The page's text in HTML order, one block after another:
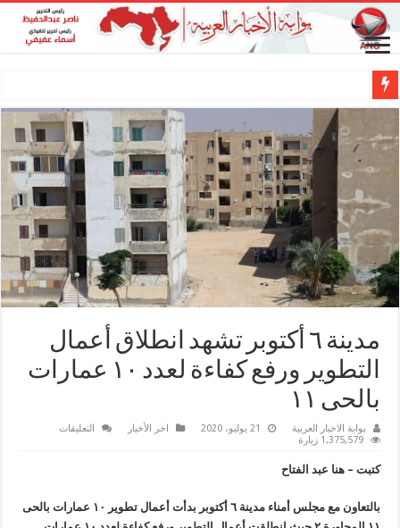
المطرب طارق غازي وناصر عبدالحفيظ.. شراكة فنية ترسم ملامح مستقبل الكليب
مدينة ٦ أكتوبر تشهد انطلاق أعمال
التطوير ورفع كفاءة لعدد ١٠ عمارات
بالحى ١١
بوابة الاخبار العربية 21 يوليو، 2020 اخر الأخبار التعليقات
التطوير
ورفع
1,375,579 زيارة
كتبت – هنا عبد الفتاح
بالتعاون مع مجلس أمناء مدينة ٦ أكتوبر بدأت أعمال تطوير ١٠ عمارات بالحى